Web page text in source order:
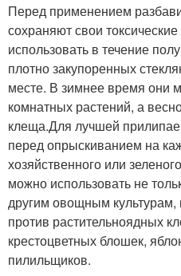
Перед применением
сохраняют свои
использовать в течение
плотно закупоренных
месте. В зимнее время они
комнатных растений, а
клеща.Для лучшей
перед опрыскиванием на
хозяйственного или
можно использовать не
другим овощным
против растительноядных
крестоцветных блошек,
пилильщиков.